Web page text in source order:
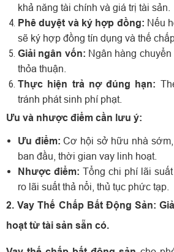
khả năng tài chính và giá trị tài sản.
Phê duyệt và ký hợp đồng: Nếu
sẽ ký hợp đồng tín dụng và thế
Giải ngân vốn: Ngân hàng
thỏa thuận.
Thực hiện trả nợ đúng hạn:
tránh phát sinh phí phạt.
Ưu và nhược điểm cần lưu ý:
Ưu điểm: Cơ hội sở hữu nhà
ban đầu, thời gian vay linh hoạt.
Nhược điểm: Tổng chi phí lãi
ro lãi suất thả nổi, thủ tục phức tạp.
2. Vay Thế Chấp Bất Động Sản:
hoạt từ tài sản sẵn có.